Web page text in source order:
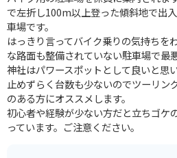
で左折し100m以上登った傾斜地で出
車場です。
はっきり言ってバイク乗りの気持ちを
な路面も整備されていない駐車場で最悪
神社はパワースポットとして良いと思
止めずらく台数も少ないのでツーリン
のある方にオススメします。
初心者や経験が少ない方だと立ちゴケ
っています。ご注意ください。